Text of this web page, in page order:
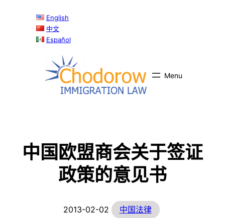
English
中文
Español
中国欧盟商会关于签证
政策的意见书
2013-02-02 中国法律